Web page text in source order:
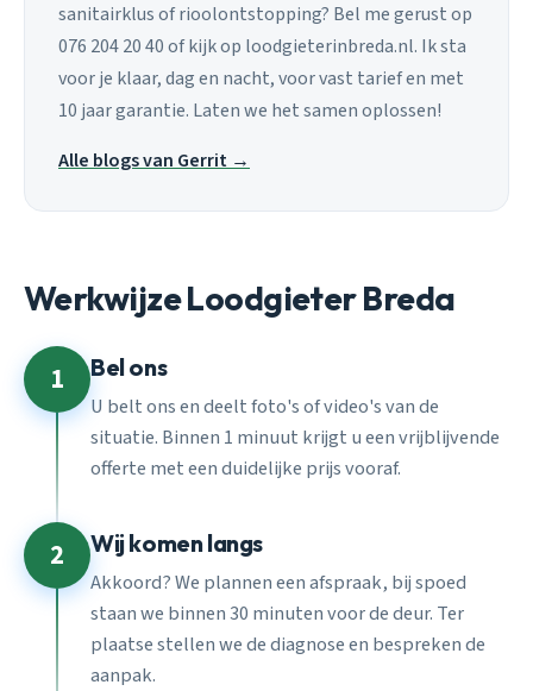
sanitairklus of rioolontstopping? Bel me gerust op
076 204 20 40 of kijk op loodgieterinbreda.nl. Ik sta
voor je klaar, dag en nacht, voor vast tarief en met
10 jaar garantie. Laten we het samen oplossen!
Alle blogs van Gerrit →
Werkwijze Loodgieter Breda
1 Bel ons
U belt ons en deelt foto's of video's van de
situatie. Binnen 1 minuut krijgt u een vrijblijvende
offerte met een duidelijke prijs vooraf.
2 Wij komen langs
Akkoord? We plannen een afspraak, bij spoed
staan we binnen 30 minuten voor de deur. Ter
plaatse stellen we de diagnose en bespreken de
aanpak.